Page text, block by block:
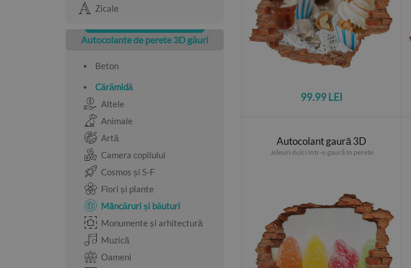
Zicale
Autocolante de perete 3D găuri
Beton
Cărămidă
Altele
Animale
Artă
Camera copilului
Cosmos și S-F
Flori și plante
Mâncăruri și băuturi
Monumente și arhitectură
Muzică
Oameni
99.99 LEI
Autocolant gaură 3D
Jeleuri dulci într-o gaură în perete